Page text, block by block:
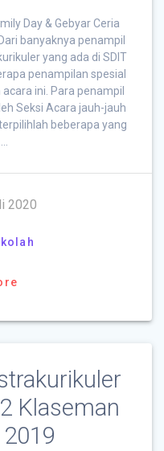
Day & Gebyar Ceria
banyaknya penampil
yang ada di SDIT
penampilan spesial
ini. Para penampil
Seksi Acara jauh-jauh
beberapa yang
2020
Klaseman